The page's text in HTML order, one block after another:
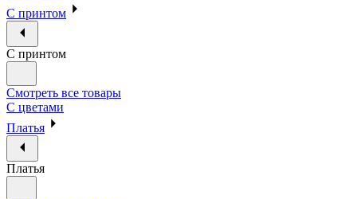
С принтом
С принтом
Смотреть все товары
С цветами
Платья
Платья